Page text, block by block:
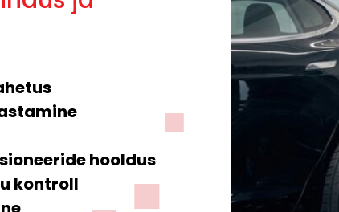
hooldus
kontroll